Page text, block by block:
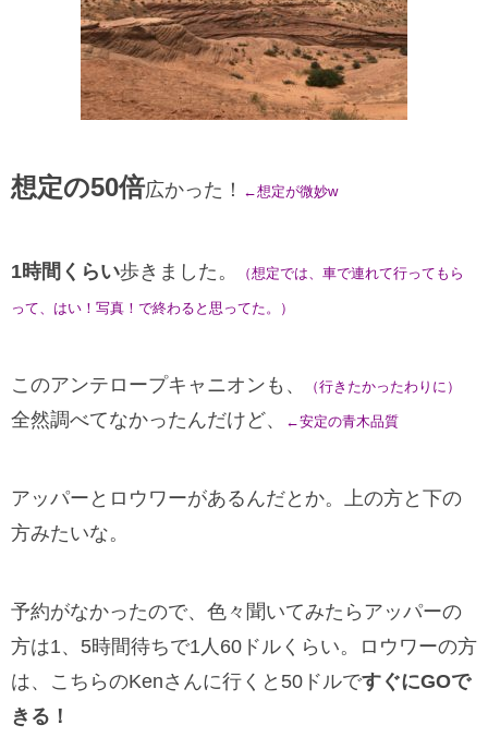
想定の50倍広かった！ ←想定が微妙w
1時間くらい歩きました。 （想定では、車で連れて行ってもら
って、はい！写真！で終わると思ってた。）
このアンテロープキャニオンも、 （行きたかったわりに）
全然調べてなかったんだけど、 ←安定の青木品質
アッパーとロウワーがあるんだとか。上の方と下の
方みたいな。
予約がなかったので、色々聞いてみたらアッパーの
方は1、5時間待ちで1人60ドルくらい。ロウワーの方
は、こちらのKenさんに行くと50ドルですぐにGOで
きる！